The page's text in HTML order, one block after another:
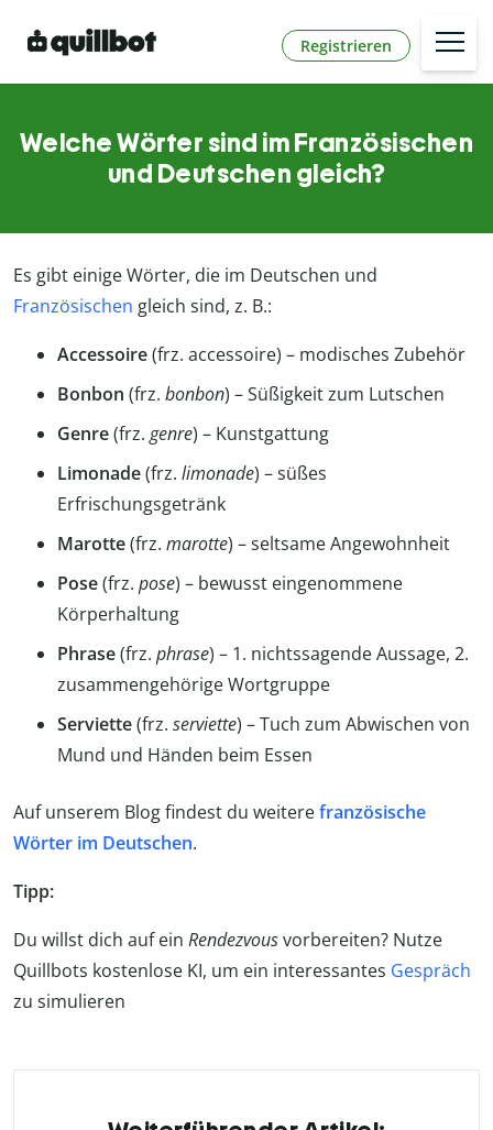
Registrieren
Welche Wörter sind im Französischen
und Deutschen gleich?
Es gibt einige Wörter, die im Deutschen und
Französischen gleich sind, z. B.:
Accessoire(frz. accessoire) – modisches Zubehör
Bonbon (frz. bonbon) – Süßigkeit zum Lutschen
Genre(frz. genre) – Kunstgattung
Limonade(frz. limonade) – süßes
Erfrischungsgetränk
Marotte(frz. marotte) – seltsame Angewohnheit
Pose(frz. pose) – bewusst eingenommene
Körperhaltung
Phrase(frz. phrase) – 1. nichtssagende Aussage, 2.
zusammengehörige Wortgruppe
Serviette(frz. serviette) – Tuch zum Abwischen von
Mund und Händen beim Essen
Auf unserem Blog findest du weiterefranzösische
Wörter im Deutschen.
Tipp:
Du willst dich auf ein Rendezvousvorbereiten? Nutze
Quillbots kostenlose KI, um ein interessantes Gespräch
zu simulieren